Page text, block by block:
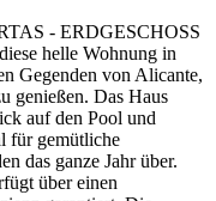
- ERDGESCHOSS
helle Wohnung in
Gegenden von Alicante,
genießen. Das Haus
auf den Pool und
für gemütliche
das ganze Jahr über.
über einen